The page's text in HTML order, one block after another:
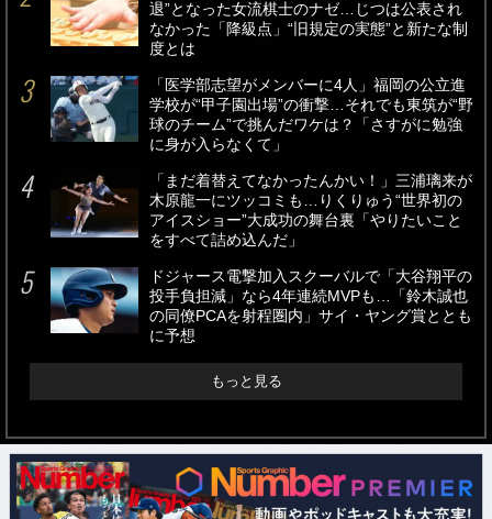
退”となった女流棋士のナゼ…じつは公表され
なかった「降級点」“旧規定の実態”と新たな制
度とは
「医学部志望がメンバーに4人」福岡の公立進
学校が“甲子園出場”の衝撃…それでも東筑が“野
球のチーム”で挑んだワケは？「さすがに勉強
に身が入らなくて」
「まだ着替えてなかったんかい！」三浦璃来が
木原龍一にツッコミも…りくりゅう“世界初の
アイスショー”大成功の舞台裏「やりたいこと
をすべて詰め込んだ」
ドジャース電撃加入スクーバルで「大谷翔平の
投手負担減」なら4年連続MVPも…「鈴木誠也
の同僚PCAを射程圏内」サイ・ヤング賞ととも
に予想
もっと見る